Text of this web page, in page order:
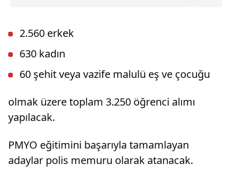
2.560 erkek
630 kadın
60 şehit veya vazife malulü eş ve çocuğu
olmak üzere toplam 3.250 öğrenci alımı
yapılacak.
PMYO eğitimini başarıyla tamamlayan
adaylar polis memuru olarak atanacak.